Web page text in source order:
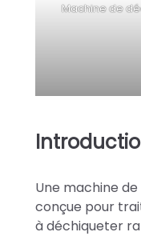
Machine de
Une machine
conçue pour
à déchiqueter